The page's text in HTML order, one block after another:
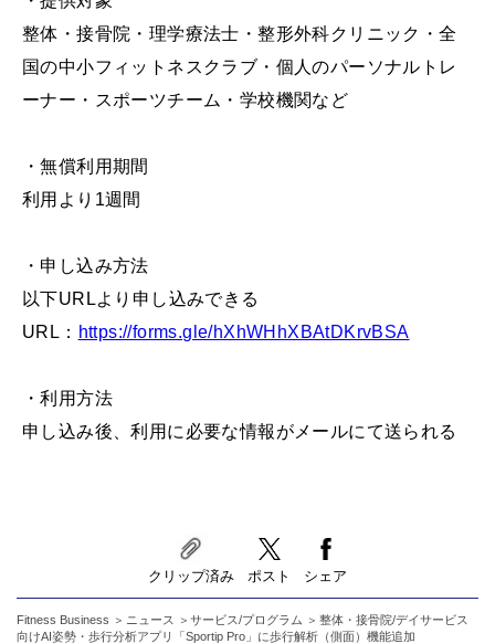
整体・接骨院・理学療法士・整形外科クリニック・全
国の中小フィットネスクラブ・個人のパーソナルトレ
ーナー・スポーツチーム・学校機関など
・無償利用期間
利用より1週間
・申し込み方法
以下URLより申し込みできる
URL： https://forms.gle/hXhWHhXBAtDKrvBSA
・利用方法
申し込み後、利用に必要な情報がメールにて送られる
クリップ済み ポスト シェア
Fitness Business ニュース サービス/プログラム
整体・接骨院/デイサービス
向けAI姿勢・歩行分析アプリ「Sportip Pro」に歩行解析（側面）機能追加